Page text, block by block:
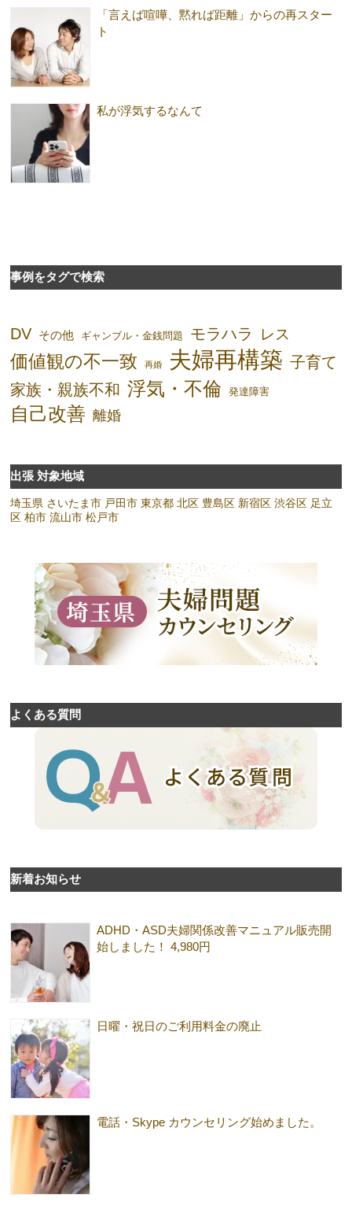
「言えば喧嘩、黙れば距離」からの再スター
ト
私が浮気するなんて
事例をタグで検索
DV その他 ギャンブル・金銭問題 モラハラ レス
価値観の不一致 再婚 夫婦再構築 子育て
家族・親族不和 浮気・不倫 発達障害
自己改善 離婚
出張 対象地域
埼玉県 さいたま市 戸田市 東京都 北区 豊島区 新宿区 渋谷区 足立
区 柏市 流山市 松戸市
よくある質問
新着お知らせ
ADHD・ASD夫婦関係改善マニュアル販売開
始しました！ 4,980円
日曜・祝日のご利用料金の廃止
電話・Skype カウンセリング始めました。